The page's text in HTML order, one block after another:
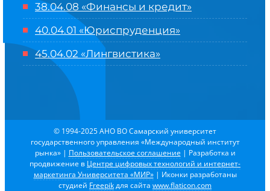
38.04.08 «Финансы и кредит»
40.04.01 «Юриспруденция»
45.04.02 «Лингвистика»
© 1994-2025 АНО ВО Самарский университет
государственного управления «Международный институт
рынка» | Пользовательское соглашение | Разработка и
продвижение в Центре цифровых технологий и интернет-
маркетинга Университета «МИР»| Иконки разработаны
студией Freepikдля сайта www.flaticon.com